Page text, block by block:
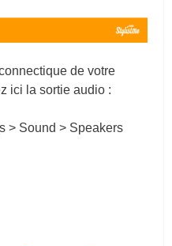
de votre
ici la sortie audio :
> Sound > Speakers